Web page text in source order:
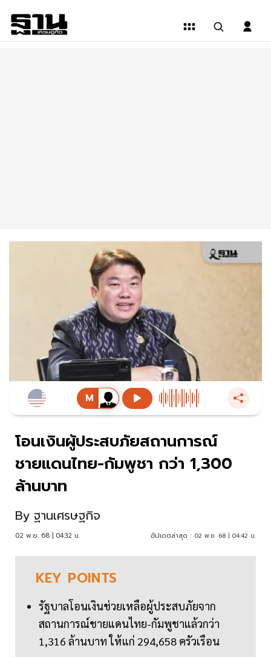
โอนเงินผู้ประสบภัยสถานการณ์
ชายแดนไทย-กัมพูชา กว่า 1,300
ล้านบาท
By ฐานเศรษฐกิจ
02 พ.ย. 68 | 04:32 น. อัปเดตล่าสุด : 02 พ.ย. 68 | 04:42 น.
KEY POINTS
รัฐบาลโอนเงินช่วยเหลือผู้ประสบภัยจาก
สถานการณ์ชายแดนไทย-กัมพูชาแล้วกว่า
1,316 ล้านบาท ให้แก่ 294,658 ครัวเรือน